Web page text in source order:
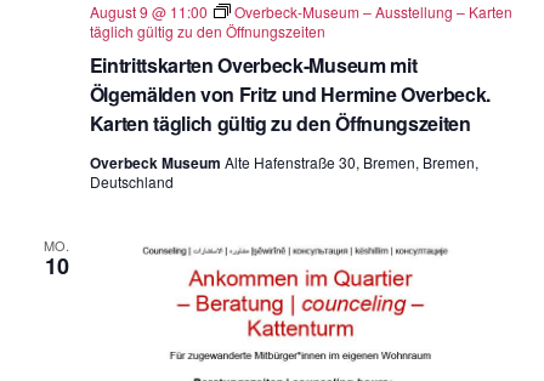
Eintrittskarten Overbeck-Museum mit
Ölgemälden von Fritz und Hermine Overbeck.
Karten täglich gültig zu den Öffnungszeiten
August 9 @ 11:00
Overbeck-Museum – Ausstellung – Karten
täglich gültig zu den Öffnungszeiten
Overbeck Museum Alte Hafenstraße 30, Bremen, Bremen,
Deutschland
MO.
10